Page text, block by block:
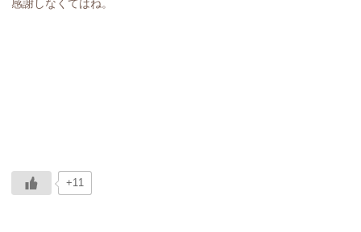
感謝しなくてはね。
+11